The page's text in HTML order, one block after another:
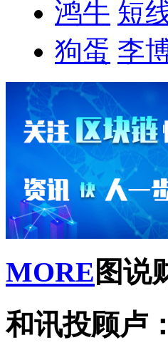
鸿牛 短
狗蛋 李
MORE 图说
和讯投顾卢